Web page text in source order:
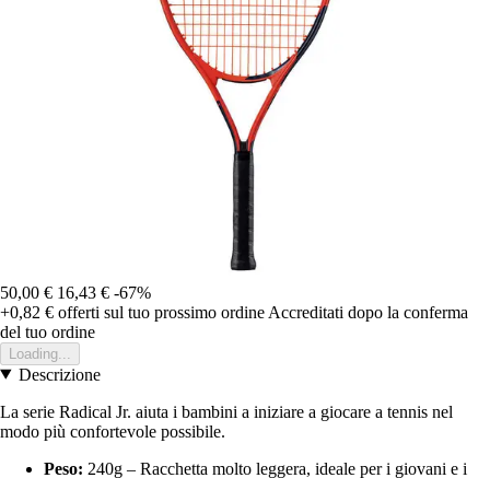
50,00 € 16,43 € -67%
+0,82 € offerti sul tuo prossimo ordine Accreditati dopo la conferma
del tuo ordine
Loading...
Descrizione
La serie Radical Jr. aiuta i bambini a iniziare a giocare a tennis nel
modo più confortevole possibile.
Peso: 240g – Racchetta molto leggera, ideale per i giovani e i